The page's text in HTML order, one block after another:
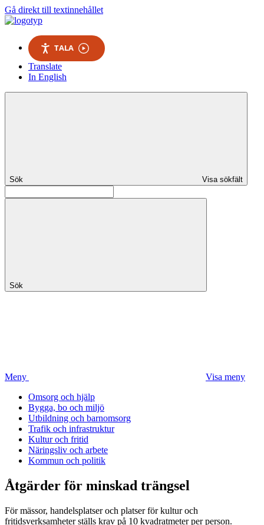
Gå direkt till textinnehållet
TALA
Translate
In English
Sök Visa sökfält
Sök
Meny
Visa meny
Omsorg och hjälp
Bygga, bo och miljö
Utbildning och barnomsorg
Trafik och infrastruktur
Kultur och fritid
Näringsliv och arbete
Kommun och politik
Åtgärder för minskad trängsel
För mässor, handelsplatser och platser för kultur och
fritidsverksamheter ställs krav på 10 kvadratmeter per person.